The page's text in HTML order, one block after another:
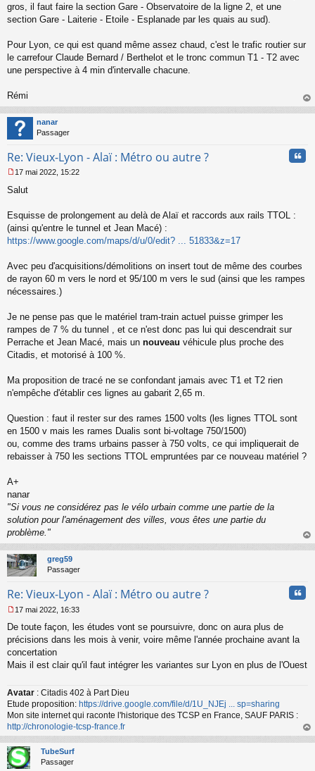
u
gros, il faut faire la section Gare - Observatoire de la ligne 2, et une
section Gare - Laiterie - Etoile - Esplanade par les quais au sud).
Pour Lyon, ce qui est quand même assez chaud, c'est le trafic routier sur
le carrefour Claude Bernard / Berthelot et le tronc commun T1 - T2 avec
une perspective à 4 min d'intervalle chacune.
Rémi
au
nanar
Passager
Re: Vieux-Lyon - Alaï : Métro ou autre ?
e
s
a
g
e
o
n
l
u
17 mai 2022, 15:22
Salut
Esquisse de prolongement au delà de Alaï et raccords aux rails TTOL :
(ainsi qu'entre le tunnel et Jean Macé) :
https://www.google.com/maps/d/u/0/edit? ... 51833&z=17
Avec peu d'acquisitions/démolitions on insert tout de même des courbes
de rayon 60 m vers le nord et 95/100 m vers le sud (ainsi que les rampes
nécessaires.)
Je ne pense pas que le matériel tram-train actuel puisse grimper les
rampes de 7 % du tunnel , et ce n'est donc pas lui qui descendrait sur
Perrache et Jean Macé, mais un nouveau véhicule plus proche des
Citadis, et motorisé à 100 %.
Ma proposition de tracé ne se confondant jamais avec T1 et T2 rien
n'empêche d'établir ces lignes au gabarit 2,65 m.
Question : faut il rester sur des rames 1500 volts (les lignes TTOL sont
en 1500 v mais les rames Dualis sont bi-voltage 750/1500)
ou, comme des trams urbains passer à 750 volts, ce qui impliquerait de
rebaisser à 750 les sections TTOL empruntées par ce nouveau matériel ?
A+
nanar
"Si vous ne considérez pas le vélo urbain comme une partie de la
solution pour l'aménagement des villes, vous êtes une partie du
problème."
au
greg59
Passager
Re: Vieux-Lyon - Alaï : Métro ou autre ?
e
s
s
g
n
o
n
l
u
17 mai 2022, 16:33
De toute façon, les études vont se poursuivre, donc on aura plus de
précisions dans les mois à venir, voire même l'année prochaine avant la
concertation
Mais il est clair qu'il faut intégrer les variantes sur Lyon en plus de l'Ouest
Avatar : Citadis 402 à Part Dieu
Etude proposition: https://drive.google.com/file/d/1U_NJEj ... sp=sharing
Mon site internet qui raconte l'historique des TCSP en France, SAUF PARIS :
http://chronologie-tcsp-france.fr
au
TubeSurf
Passager